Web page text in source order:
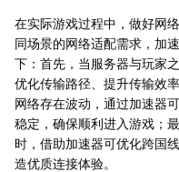
在实际游戏过程中，做好网
同场景的网络适配需求，加
下：首先，当服务器与玩家
优化传输路径、提升传输效
网络存在波动，通过加速器
稳定，确保顺利进入游戏；
时，借助加速器可优化跨国
造优质连接体验。